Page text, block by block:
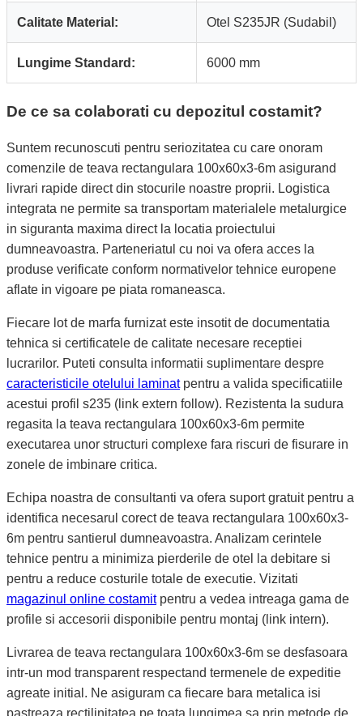
Calitate Material: Otel S235JR (Sudabil)
Lungime Standard: 6000 mm
De ce sa colaborati cu depozitul costamit?
Suntem recunoscuti pentru seriozitatea cu care onoram
comenzile de teava rectangulara 100x60x3-6m asigurand
livrari rapide direct din stocurile noastre proprii. Logistica
integrata ne permite sa transportam materialele metalurgice
in siguranta maxima direct la locatia proiectului
dumneavoastra. Parteneriatul cu noi va ofera acces la
produse verificate conform normativelor tehnice europene
aflate in vigoare pe piata romaneasca.
Fiecare lot de marfa furnizat este insotit de documentatia
tehnica si certificatele de calitate necesare receptiei
lucrarilor. Puteti consulta informatii suplimentare despre
caracteristicile otelului laminatpentru a valida specificatiile
acestui profil s235 (link extern follow). Rezistenta la sudura
regasita la teava rectangulara 100x60x3-6m permite
executarea unor structuri complexe fara riscuri de fisurare in
zonele de imbinare critica.
Echipa noastra de consultanti va ofera suport gratuit pentru a
identifica necesarul corect de teava rectangulara 100x60x3-
6m pentru santierul dumneavoastra. Analizam cerintele
tehnice pentru a minimiza pierderile de otel la debitare si
pentru a reduce costurile totale de executie. Vizitati
magazinul online costamitpentru a vedea intreaga gama de
profile si accesorii disponibile pentru montaj (link intern).
Livrarea de teava rectangulara 100x60x3-6m se desfasoara
intr-un mod transparent respectand termenele de expeditie
agreate initial. Ne asiguram ca fiecare bara metalica isi